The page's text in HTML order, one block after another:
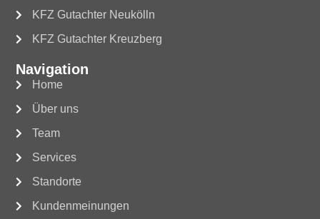
KFZ Gutachter Neukölln
KFZ Gutachter Kreuzberg
Navigation
Home
Über uns
Team
Services
Standorte
Kundenmeinungen